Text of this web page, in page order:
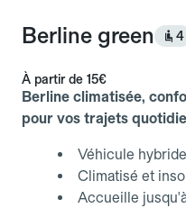
Berline green 4
À partir de 15€
Berline climatisée,
pour vos trajets
Véhicule
Climatisé et
Accueille